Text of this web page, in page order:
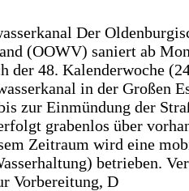
Der
(OOWV) saniert ab
der 48. Kalenderwoche
in der Großen
zur Einmündung der
grabenlos über
Zeitraum wird eine
betrieben.
Vorbereitung, D